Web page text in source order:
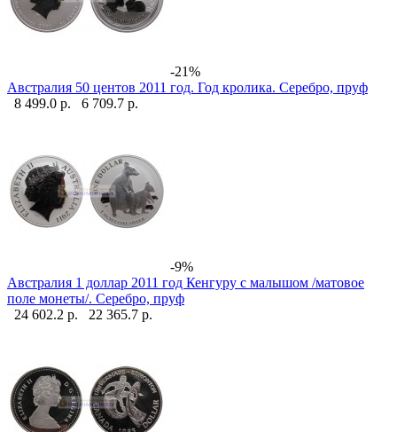
-21%
Австралия 50 центов 2011 год. Год кролика. Серебро, пруф
8 499.0 р.
6 709.7 р.
-9%
Австралия 1 доллар 2011 год Кенгуру с малышом /матовое
поле монеты/. Серебро, пруф
24 602.2 р.
22 365.7 р.